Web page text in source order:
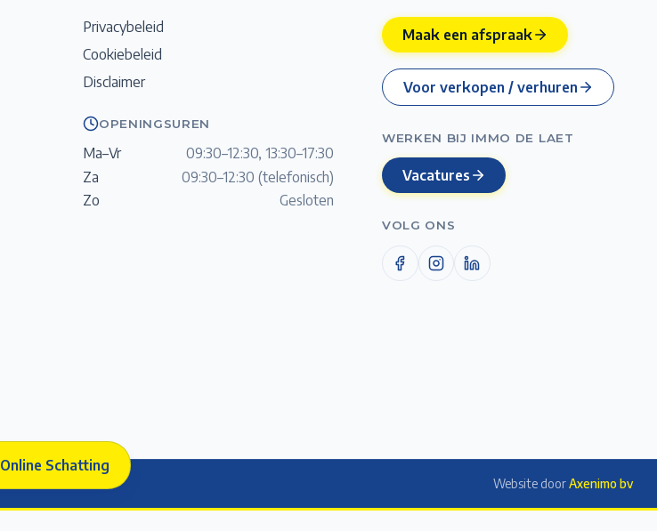
Privacybeleid
Cookiebeleid
Disclaimer
OPENINGSUREN
Ma–Vr
09:30–12:30, 13:30–17:30
Za
09:30–12:30 (telefonisch)
Zo
Gesloten
Maak een afspraak
Voor verkopen / verhuren
WERKEN BIJ IMMO DE LAET
Vacatures
VOLG ONS
Website doorAxenimo bv
Online Schatting